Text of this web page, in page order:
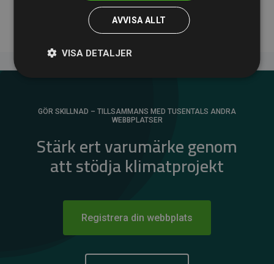
arbetssätt ger mätbar klimatnytta.
GÖR SKILLNAD – TILLSAMMANS MED TUSENTALS ANDRA
WEBBPLATSER
Stärk ert varumärke genom
att stödja klimatprojekt
Registrera din webbplats
AVVISA ALLT
VISA DETALJER